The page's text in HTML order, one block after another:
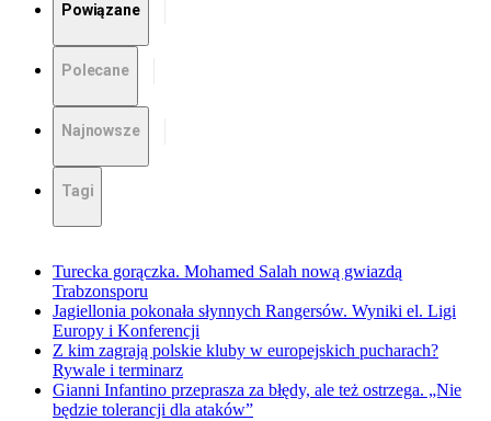
Powiązane
Polecane
Najnowsze
Tagi
Turecka gorączka. Mohamed Salah nową gwiazdą
Trabzonsporu
Jagiellonia pokonała słynnych Rangersów. Wyniki el. Ligi
Europy i Konferencji
Z kim zagrają polskie kluby w europejskich pucharach?
Rywale i terminarz
Gianni Infantino przeprasza za błędy, ale też ostrzega. „Nie
będzie tolerancji dla ataków”